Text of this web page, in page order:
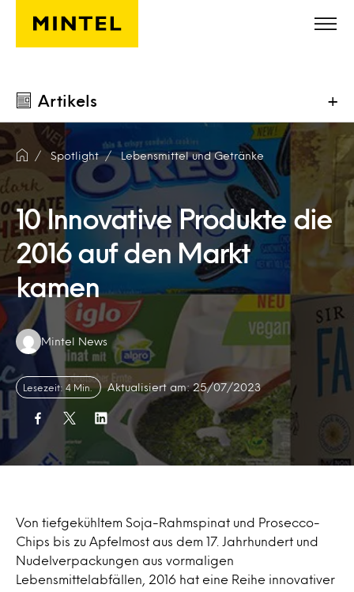
Skip to main content
Artikels +
Spotlight Lebensmittel und Getränke
10 Innovative Produkte die
2016 auf den Markt
kamen
Authors:
Mintel News
Lesezeit: 4 Min. Aktualisiert am: 25/07/2023
Von tiefgekühltem Soja-Rahmspinat und Prosecco-
Chips bis zu Apfelmost aus dem 17. Jahrhundert und
Nudelverpackungen aus vormaligen
Lebensmittelabfällen, 2016 hat eine Reihe innovativer